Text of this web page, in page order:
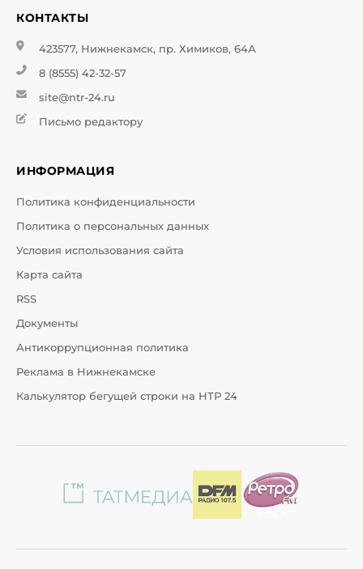
КОНТАКТЫ
423577, Нижнекамск, пр. Химиков, 64А
8 (8555) 42-32-57
site@ntr-24.ru
Письмо редактору
ИНФОРМАЦИЯ
Политика конфиденциальности
Политика о персональных данных
Условия использования сайта
Карта сайта
RSS
Документы
Антикоррупционная политика
Реклама в Нижнекамске
Калькулятор бегущей строки на НТР 24